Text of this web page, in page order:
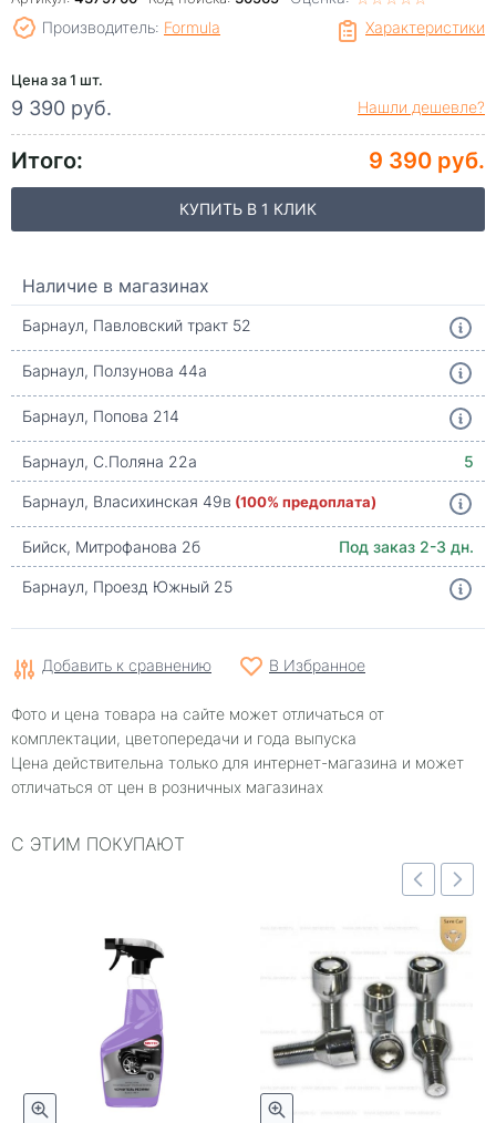
Характеристики
Производитель: Formula
Цена за 1 шт.
9 390 руб. Нашли дешевле?
Итого: 9 390 руб.
КУПИТЬ В 1 КЛИК
Наличие в магазинах
Барнаул, Павловский тракт 52
Барнаул, Ползунова 44а
Барнаул, Попова 214
Барнаул, С.Поляна 22а
5
Барнаул, Власихинская 49в (100% предоплата)
Бийск, Митрофанова 2б
Под заказ 2-3 дн.
Барнаул, Проезд Южный 25
Добавить к сравнению В Избранное
Фото и цена товара на сайте может отличаться от
комплектации, цветопередачи и года выпуска
Цена действительна только для интернет-магазина и может
отличаться от цен в розничных магазинах
С ЭТИМ ПОКУПАЮТ
Быстрый просмотр
Быстрый просмотр